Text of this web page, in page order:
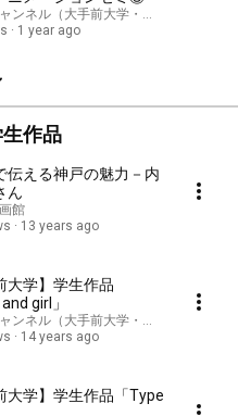
ンネル（大手前大学・大手前短期大学
1 year ago
作品
伝える神戸の魅力－内
ん
館
13 years ago
大学】学生作品
girl」
ンネル（大手前大学・大手前短期大学
14 years ago
大学】学生作品「Type